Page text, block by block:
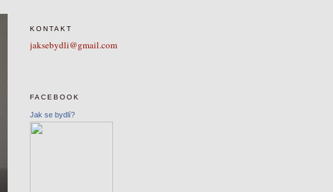
KONTAKT
jaksebydli@gmail.com
FACEBOOK
Jak se bydlí?